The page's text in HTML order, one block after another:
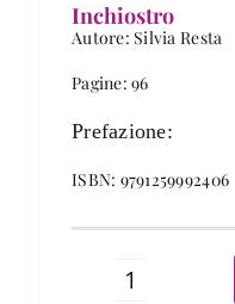
Inchiostro
Autore: Silvia Resta
Pagine: 96
Prefazione:
ISBN: 9791259992406
Inchiostro